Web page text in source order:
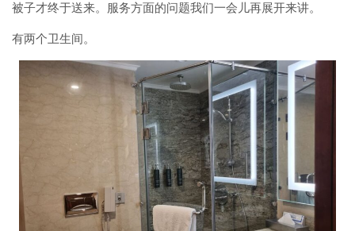
被子才终于送来。服务方面的问题我们一会儿再展开来讲。
有两个卫生间。